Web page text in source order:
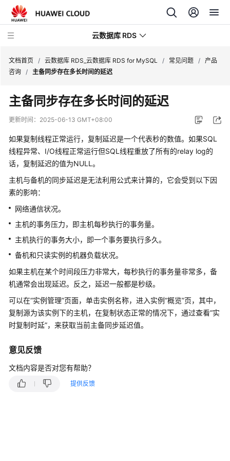
云数据库 RDS
最
动
态
服
务
告
产
品
介
绍
费
说
明
快
入
门
文档首页 / 云数据库 RDS_云数据库 RDS for MySQL / 常见问题 / 产品
咨询 / 主备同步存在多长时间的延迟
主备同步存在多长时间的延迟
更新时间： 2025-06-13 GMT+08:00
如果复制线程正常运行，复制延迟是一个代表秒的数值。如果SQL
线程异常、I/O线程正常运行但SQL线程重放了所有的relay log的
话，复制延迟的值为NULL。
主机与备机的同步延迟是无法利用公式来计算的，它会受到以下因
素的影响：
网络通信状况。
主机的事务压力，即主机每秒执行的事务量。
主机执行的事务大小，即一个事务要执行多久。
备机和只读实例的机器负载状况。
如果主机在某个时间段压力非常大，每秒执行的事务量非常多，备
机通常会出现延迟。反之，延迟一般都是秒级。
可以在“实例管理”页面，单击实例名称，进入实例“概览”页，其中，
复制源为该实例下的主机，在复制状态正常的情况下，通过查看“实
时复制时延”，来获取当前主备同步延迟值。
意见反馈
文档内容是否对您有帮助？
提供反馈